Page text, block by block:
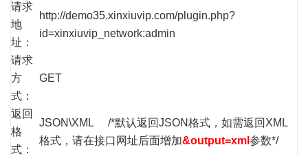
请求
地
址：
http://demo35.xinxiuvip.com/plugin.php?
id=xinxiuvip_network:admin
请求
方
式：
GET
返回
格
式：
JSON\XML /*默认返回JSON格式，如需返回XML
格式，请在接口网址后面增加&output=xml 参数*/